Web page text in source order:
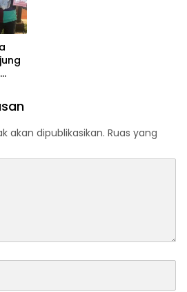
akan dipublikasikan. Ruas yang